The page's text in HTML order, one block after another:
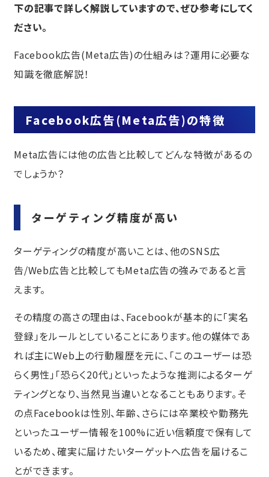
下の記事で詳しく解説していますので、ぜひ参考にしてく
ださい。
Facebook広告(Meta広告)の仕組みは？運用に必要な
知識を徹底解説！
Facebook広告(Meta広告)の特徴
Meta広告には他の広告と比較してどんな特徴があるの
でしょうか？
ターゲティング精度が高い
ターゲティングの精度が高いことは、他のSNS広
告/Web広告と比較してもMeta広告の強みであると言
えます。
その精度の高さの理由は、Facebookが基本的に「実名
登録」をルールとしていることにあります。他の媒体であ
れば主にWeb上の行動履歴を元に、「このユーザーは恐
らく男性」「恐らく20代」といったような推測によるターゲ
ティングとなり、当然見当違いとなることもあります。そ
の点Facebookは性別、年齢、さらには卒業校や勤務先
といったユーザー情報を100%に近い信頼度で保有して
いるため、確実に届けたいターゲットへ広告を届けるこ
とができます。